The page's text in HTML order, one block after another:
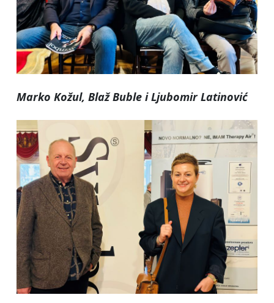
Marko Kožul, Blaž Buble i Ljubomir Latinović